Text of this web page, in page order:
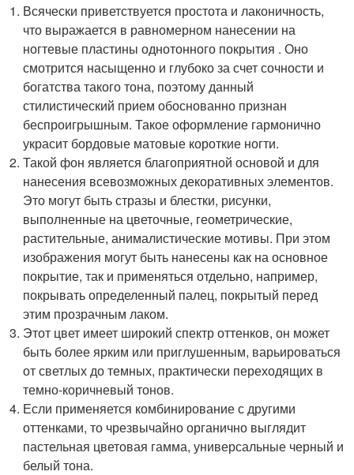
Всячески приветствуется простота и лаконичность,
что выражается в равномерном нанесении на
ногтевые пластины однотонного покрытия . Оно
смотрится насыщенно и глубоко за счет сочности и
богатства такого тона, поэтому данный
стилистический прием обоснованно признан
беспроигрышным. Такое оформление гармонично
украсит бордовые матовые короткие ногти.
Такой фон является благоприятной основой и для
нанесения всевозможных декоративных элементов.
Это могут быть стразы и блестки, рисунки,
выполненные на цветочные, геометрические,
растительные, анималистические мотивы. При этом
изображения могут быть нанесены как на основное
покрытие, так и применяться отдельно, например,
покрывать определенный палец, покрытый перед
этим прозрачным лаком.
Этот цвет имеет широкий спектр оттенков, он может
быть более ярким или приглушенным, варьироваться
от светлых до темных, практически переходящих в
темно-коричневый тонов.
Если применяется комбинирование с другими
оттенками, то чрезвычайно органично выглядит
пастельная цветовая гамма, универсальные черный и
белый тона.